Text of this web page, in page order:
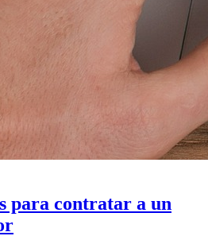
para contratar a un